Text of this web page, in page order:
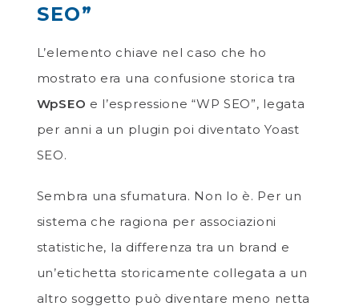
SEO”
L’elemento chiave nel caso che ho
mostrato era una confusione storica tra
WpSEO e l’espressione “WP SEO”, legata
per anni a un plugin poi diventato Yoast
SEO.
Sembra una sfumatura. Non lo è. Per un
sistema che ragiona per associazioni
statistiche, la differenza tra un brand e
un’etichetta storicamente collegata a un
altro soggetto può diventare meno netta